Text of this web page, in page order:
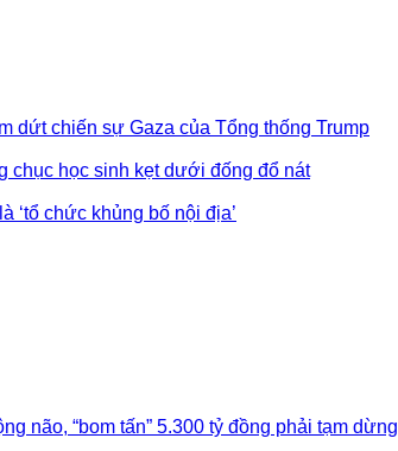
dứt chiến sự Gaza của Tổng thống Trump
chục học sinh kẹt dưới đống đổ nát
‘tổ chức khủng bố nội địa’
não, “bom tấn” 5.300 tỷ đồng phải tạm dừng